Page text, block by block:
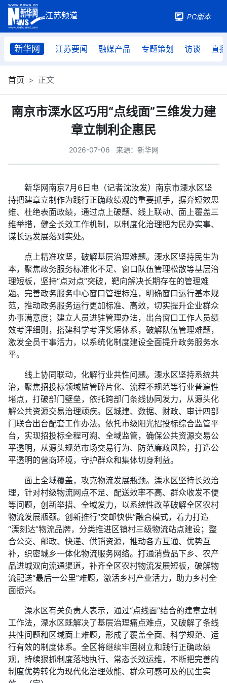
PC版本
新华网 江苏要闻 融媒产品 专题策划 访谈 直播
首页 正文
南京市溧水区巧用“点线面”三维发力建
章立制利企惠民
2026-07-06 来源：新华网
新华网南京7月6日电（记者沈汝发）南京市溧水区坚
持把建章立制作为践行正确政绩观的重要抓手，摒弃短效思
维、杜绝表面政绩，通过点上破题、线上联动、面上覆盖三
维举措，健全长效工作机制，以制度化治理把为民办实事、
谋长远发展落到实处。
点上精准攻坚，破解基层治理难题。溧水区坚持民生为
本，聚焦政务服务标准化不足、窗口队伍管理松散等基层治
理短板，坚持“点对点”突破，靶向解决长期存在的管理难
题。完善政务服务中心窗口管理标准，明确窗口运行基本规
范，推动政务服务运行更加标准、高效，切实提升企业群众
办事满意度；建立人员进驻管理办法，出台窗口工作人员绩
效考评细则，搭建科学考评奖惩体系，破解队伍管理难题，
激发全员干事活力，以系统化制度建设全面提升政务服务水
平。
线上协同联动，化解行业共性问题。溧水区坚持系统共
治，聚焦招投标领域监管碎片化、流程不规范等行业普遍性
堵点，打破部门壁垒，依托跨部门条线协同发力，从源头化
解公共资源交易治理顽疾。区城建、数据、财政、审计四部
门联合出台配套工作办法。依托市级阳光招投标综合监管平
台，实现招投标全程可溯、全域监管，确保公共资源交易公
平透明，从源头规范市场交易行为、防范廉政风险，打造公
平透明的营商环境，守护群众和集体切身利益。
面上全域覆盖，攻克物流发展瓶颈。溧水区坚持长效治
理，针对村级物流网点不足、配送效率不高、群众收发不便
等问题，创新举措、全域发力，以系统性改革破解全区农村
物流发展瓶颈。创新推行“交邮快供”融合模式，着力打造
“溧刻达”物流品牌，分类推进区镇村三级物流站点建设；整
合公交、邮政、快递、供销资源，推动各方互通、优势互
补，织密城乡一体化物流服务网络。打通消费品下乡、农产
品进城双向流通渠道，补齐全区农村物流发展短板，破解物
流配送“最后一公里”难题，激活乡村产业活力，助力乡村全
面振兴。
溧水区有关负责人表示，通过“点线面”结合的建章立制
工作法，溧水区既解决了基层治理痛点难点，又破解了条线
共性问题和区域面上难题，形成了覆盖全面、科学规范、运
行有效的制度体系。全区将继续牢固树立和践行正确政绩
观，持续狠抓制度落地执行、常态长效运维，不断把完善的
制度优势转化为现代化治理效能、群众可感可及的民生实